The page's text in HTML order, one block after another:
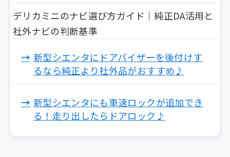
デリカミニのナビ選び方ガイド｜純正DA活用と
社外ナビの判断基準
新型シエンタにドアバイザーを後付けす
るなら純正より社外品がおすすめ♪
新型シエンタにも車速ロックが追加でき
る！走り出したらドアロック♪